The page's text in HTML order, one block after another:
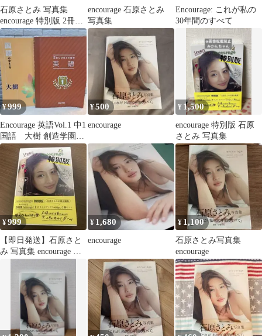
石原さとみ 写真集
encourage 特別版 2冊セ
ット
encourage 石原さとみ
写真集
Encourage: これが私の
30年間のすべて
¥999
Encourage 英語Vol.1 中1
国語 大樹 創造学園テ
キスト2教科セット
¥500
encourage
¥ 1,500
encourage 特別版 石原
さとみ 写真集
¥999
【即日発送】石原さと
み 写真集 encourage 特
¥ 1,680
encourage
¥ 1,100
石原さとみ写真集
encourage